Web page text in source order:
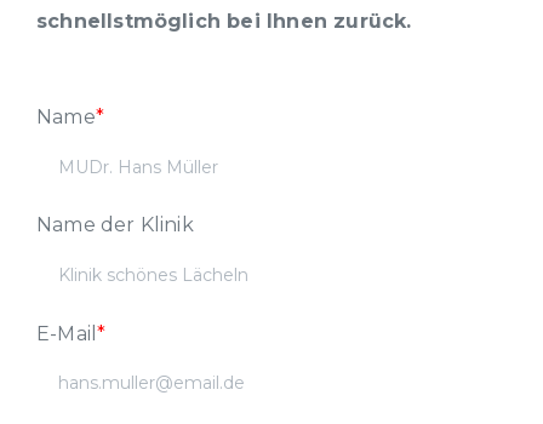
schnellstmöglich bei Ihnen zurück.
Name*
Name der Klinik
E-Mail*